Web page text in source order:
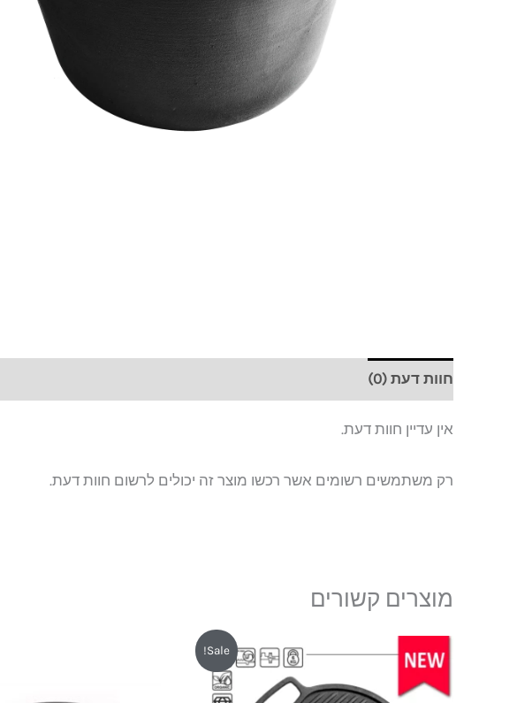
חוות דעת (0)
אין עדיין חוות דעת.
רק משתמשים רשומים אשר רכשו מוצר זה יכולים לרשום חוות דעת.
מוצרים קשורים
Sale!
המקורי
₪400.
הנוכחי
₪349.